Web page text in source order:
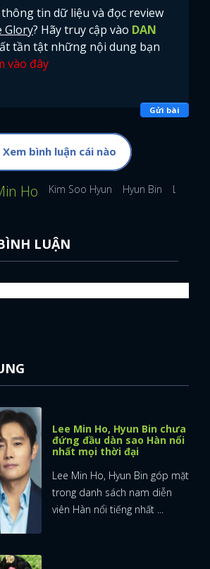
tin dữ liệu và đọc review
Glory? Hãy truy cập vào DAN
tần tật những nội dung bạn
vào đây
Gửi bài
Xem bình luận cái nào
Ho Kim Soo Hyun Hyun Bin Lee
LUẬN
Lee Min Ho, Hyun Bin chưa
đứng đầu dàn sao Hàn nổi
nhất mọi thời đại
Lee Min Ho, Hyun Bin góp mặt
trong danh sách nam diễn
viên Hàn nổi tiếng nhất ...